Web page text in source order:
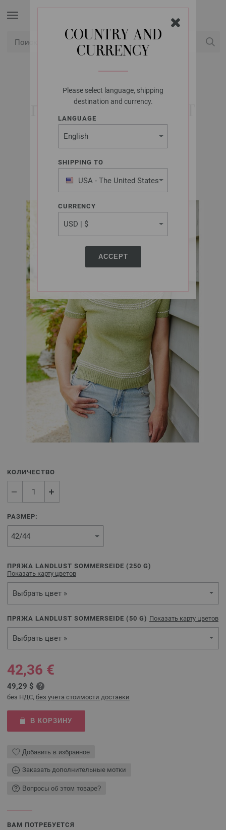
COUNTRY AND
CURRENCY
Please select language, shipping
destination and currency.
LANGUAGE
SHIPPING TO
USA - The United States
of America
CURRENCY
ACCEPT
LANA GROSSA
ПУЛОВЕР LANDLUST
SOMMERSEIDE
LANDLUST No. 3/2024 | Модель 5
КОЛИЧЕСТВО
РАЗМЕР:
ПРЯЖА LANDLUST SOMMERSEIDE (250 G)
Показать карту цветов
Выбрать цвет »
ПРЯЖА LANDLUST SOMMERSEIDE ( 50 G) Показать карту цветов
Выбрать цвет »
42,36 €
49,29 $
без НДС, без учета стоимости доставки
В КОРЗИНУ
Добавить в избранное
Заказать дополнительные мотки
Вопросы об этом товаре?
ВАМ ПОТРЕБУЕТСЯ